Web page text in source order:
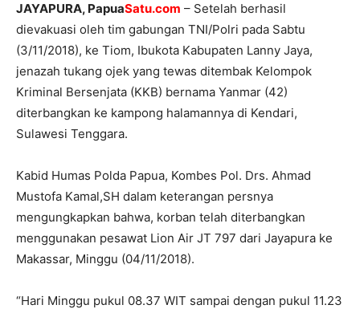
JAYAPURA, PapuaSatu.com – Setelah berhasil
dievakuasi oleh tim gabungan TNI/Polri pada Sabtu
(3/11/2018), ke Tiom, Ibukota Kabupaten Lanny Jaya,
jenazah tukang ojek yang tewas ditembak Kelompok
Kriminal Bersenjata (KKB) bernama Yanmar (42)
diterbangkan ke kampong halamannya di Kendari,
Sulawesi Tenggara.
Kabid Humas Polda Papua, Kombes Pol. Drs. Ahmad
Mustofa Kamal,SH dalam keterangan persnya
mengungkapkan bahwa, korban telah diterbangkan
menggunakan pesawat Lion Air JT 797 dari Jayapura ke
Makassar, Minggu (04/11/2018).
“Hari Minggu pukul 08.37 WIT sampai dengan pukul 11.23